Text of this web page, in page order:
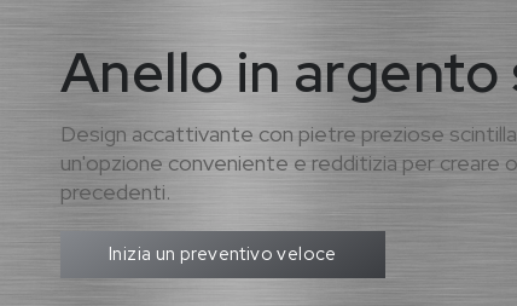
Anello in
Design accattivante con pietre preziose
un'opzione conveniente e redditizia per creare
precedenti.
Inizia un preventivo veloce